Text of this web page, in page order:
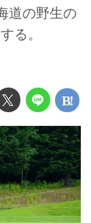
道の野生の
る。